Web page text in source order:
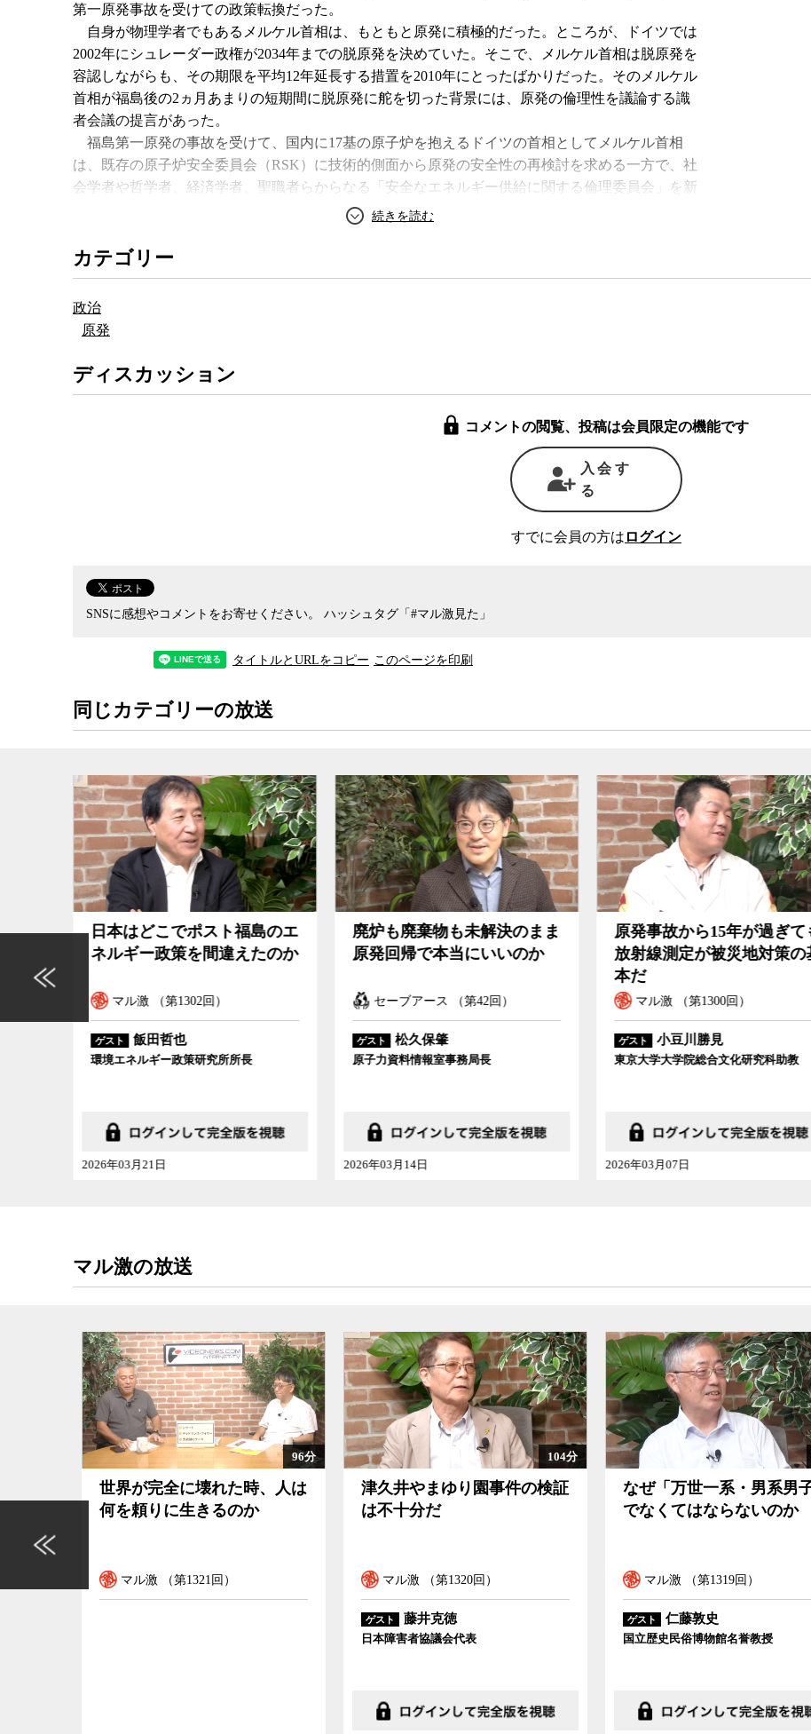
第一原発事故を受けての政策転換だった。
自身が物理学者でもあるメルケル首相は、もともと原発に積極的だった。ところが、ドイツでは
2002年にシュレーダー政権が2034年までの脱原発を決めていた。そこで、メルケル首相は脱原発を
容認しながらも、その期限を平均12年延長する措置を2010年にとったばかりだった。そのメルケル
首相が福島後の2ヵ月あまりの短期間に脱原発に舵を切った背景には、原発の倫理性を議論する識
者会議の提言があった。
福島第一原発の事故を受けて、国内に17基の原子炉を抱えるドイツの首相としてメルケル首相
は、既存の原子炉安全委員会（RSK）に技術的側面から原発の安全性の再検討を求める一方で、社
会学者や哲学者、経済学者、聖職者らからなる「安全なエネルギー供給に関する倫理委員会」を新
設し、そこにも原発政策の是非についての助言を求めた。「リスク社会論」で有名な社会学者のウ
ていなかった。
日本の原子力委員会や安全保安院にあたるRSKは、ストレステストの結果、ドイツの原発の安全
性に問題はなしとする結論を出したが、倫理委員会は「倫理的な理由から早期に脱原発すべき」と
提言し、メルケル首相は倫理委員会の提言を採用した。
余のリスク（ドイツ語：Restrisiko）」という言葉にある。「残余のリスク」とは、技術的に考えう
るあらゆる対策を講じても、完全に無くすことのできないリスクを意味し、そのリスクは社会全体
するドイツ流の倫理観であり、日本と大きく異なるところであると、ドイツ在住の環境コンサルタ
一方、事故の当事者である日本では、福島第一原発事故がこれだけ深刻な被害をもたらし、今も
原子炉が不安定な状態が続いているにもかかわらず、政策転換の動きは遅々として進んでいない。
でいるエネルギー政策の検討プロセスでは、脱原発に対する抵抗が根強い。
を果たした倫理委員会のような組織を作ることができないのはなぜなのか。日本では合理的な政策
判断ができているのか。世界が注目する中、事故の当事国が、原発維持の政策を打ち出すことにな
ントの望月氏と議論した。
カテゴリー
政治
原発
ディスカッション
コメントの閲覧、投稿は会員限定の機能です
入会す
る
すでに会員の方は ログイン
SNSに感想やコメントをお寄せください。 ハッシュタグ「#マル激見た」
タイトルとURLをコピー このページを印刷
同じカテゴリーの放送
のエ
廃炉も廃棄物も未解決のまま
原発回帰で本当にいいのか
セーブアース （第42回）
ゲスト 松久保肇
原子力資料情報室事務局長
2026年03月14日
原発事故から15年が過ぎても
放射線測定が被災地対策の基
マル激 （第1300回）
ゲスト 小豆川勝見
東京大学大学院総合文化研究科助教
2026年03月07日
日本が原発依存から脱却す
きこれだけの理由
セーブアース （第18回）
ゲスト 松久保肇
原子力資料情報室事務局長
2024年03月14日
マル激の放送
104分
津久井やまゆり園事件の検証
は不十分だ
マル激 （第1320回）
91分
なぜ「万世一系・男系男子」
でなくてはならないのか
マル激 （第1319回）
ゲスト 仁藤敦史
国立歴史民俗博物館名誉教授
この再審法改正で冤罪被害
は救えるのか
マル激 （第1318回）
ゲスト 稲田朋美
衆院議員